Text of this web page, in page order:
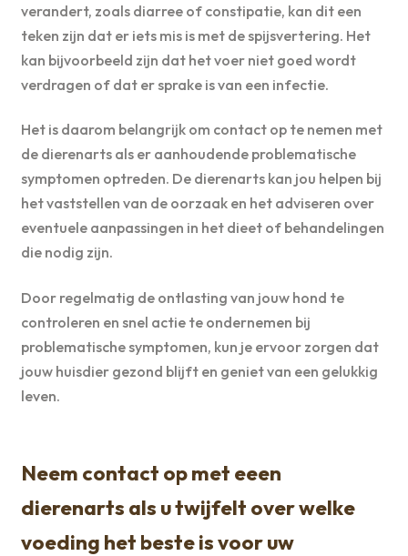
verandert, zoals diarree of constipatie, kan dit een
teken zijn dat er iets mis is met de spijsvertering. Het
kan bijvoorbeeld zijn dat het voer niet goed wordt
verdragen of dat er sprake is van een infectie.
Het is daarom belangrijk om contact op te nemen met
de dierenarts als er aanhoudende problematische
symptomen optreden. De dierenarts kan jou helpen bij
het vaststellen van de oorzaak en het adviseren over
eventuele aanpassingen in het dieet of behandelingen
die nodig zijn.
Door regelmatig de ontlasting van jouw hond te
controleren en snel actie te ondernemen bij
problematische symptomen, kun je ervoor zorgen dat
jouw huisdier gezond blijft en geniet van een gelukkig
leven.
Neem contact op met eeen
dierenarts als u twijfelt over welke
voeding het beste is voor uw